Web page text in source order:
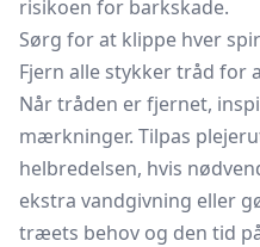
risikoen for barkskade.
Sørg for at klippe hver
Fjern alle stykker tråd for
Når tråden er fjernet,
mærkninger. Tilpas
helbredelsen, hvis
ekstra vandgivning eller
træets behov og den tid